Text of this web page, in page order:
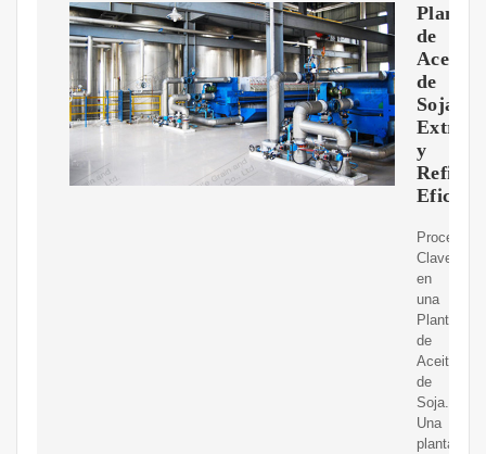
Planta
de
Aceite
de
Soja:
y
Procesos
Clave
en
una
Planta
de
Aceite
de
Soja.
Una
planta